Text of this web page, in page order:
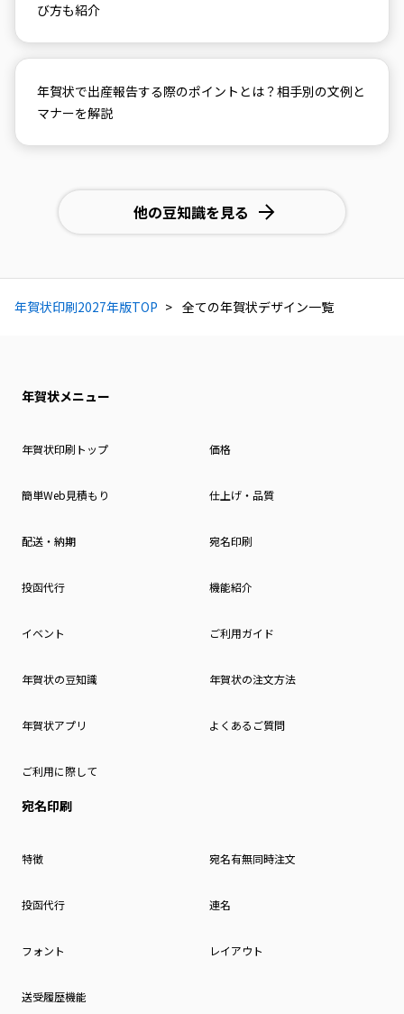
び方も紹介
年賀状で出産報告する際のポイントとは？相手別の文例と
マナーを解説
他の豆知識を見る
年賀状印刷2027年版TOP 全ての年賀状デザイン一覧
年賀状メニュー
年賀状印刷トップ 価格
簡単Web見積もり 仕上げ・品質
配送・納期 宛名印刷
投函代行 機能紹介
イベント ご利用ガイド
年賀状の豆知識 年賀状の注文方法
年賀状アプリ よくあるご質問
ご利用に際して
宛名印刷
特徴 宛名有無同時注文
投函代行 連名
フォント レイアウト
送受履歴機能